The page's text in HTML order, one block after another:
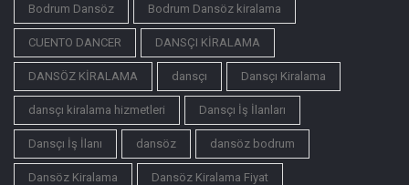
Bodrum Dansöz Bodrum Dansöz kiralama
CUENTO DANCER DANSÇI KİRALAMA
DANSÖZ KİRALAMA dansçı Dansçı Kiralama
dansçı kiralama hizmetleri Dansçı İş İlanları
Dansçı İş İlanı dansöz dansöz bodrum
Dansöz Kiralama Dansöz Kiralama Fiyat